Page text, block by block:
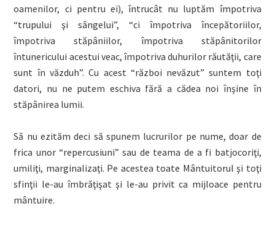
oamenilor, ci pentru ei), întrucât nu luptăm împotriva
“trupului şi sângelui”, “ci împotriva începătoriilor,
împotriva stăpâniilor, împotriva stăpânitorilor
întunericului acestui veac, împotriva duhurilor răutăţii, care
sunt în văzduh”. Cu acest “război nevăzut” suntem toţi
datori, nu ne putem eschiva fără a cădea noi înşine în
stăpânirea lumii.
Să nu ezităm deci să spunem lucrurilor pe nume, doar de
frica unor “repercusiuni” sau de teama de a fi batjocoriţi,
umiliţi, marginalizaţi. Pe acestea toate Mântuitorul şi toţi
sfinţii le-au îmbrăţişat şi le-au privit ca mijloace pentru
mântuire.